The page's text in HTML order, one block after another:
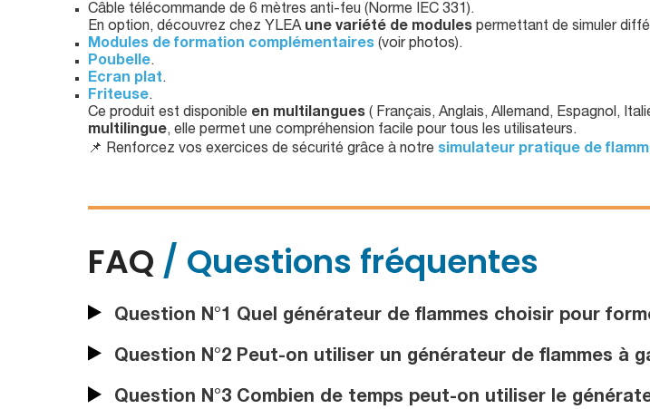
Câble télécommande de 6 mètres anti-feu (Norme IEC 331).
En option, découvrez chez YLEA une variété de modules permettant de simuler
Modules de formation complémentaires (voir photos).
Poubelle.
Ecran plat.
Friteuse.
Ce produit est disponible en multilangues ( Français, Anglais, Allemand, Espagnol,
multilingue, elle permet une compréhension facile pour tous les utilisateurs.
📌 Renforcez vos exercices de sécurité grâce à notre simulateur pratique de
FAQ / Questions fréquentes
Question N°1 Quel générateur de flammes choisir pour
Question N°2 Peut-on utiliser un générateur de flammes à
Question N°3 Combien de temps peut-on utiliser le